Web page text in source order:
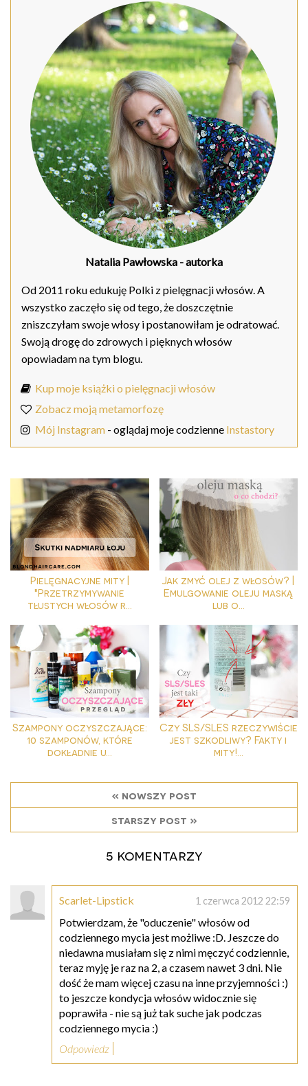
Natalia Pawłowska - autorka
Od 2011 roku edukuję Polki z pielęgnacji włosów. A
wszystko zaczęło się od tego, że doszczętnie
zniszczyłam swoje włosy i postanowiłam je odratować.
Swoją drogę do zdrowych i pięknych włosów
opowiadam na tym blogu.
Kup moje książki o pielęgnacji włosów
Zobacz moją metamorfozę
Mój Instagram - oglądaj moje codzienne Instastory
Pielęgnacyjne mity |
"Przetrzymywanie
tłustych włosów r...
Jak zmyć olej z włosów? |
Emulgowanie oleju maską
lub o...
Szampony oczyszczające:
10 szamponów, które
dokładnie u...
Czy SLS/SLES rzeczywiście
jest szkodliwy? Fakty i
mity!...
« nowszy post
starszy post »
5 komentarzy
Scarlet-Lipstick 1 czerwca 2012 22:59
Potwierdzam, że "oduczenie" włosów od
codziennego mycia jest możliwe :D. Jeszcze do
niedawna musiałam się z nimi męczyć codziennie,
teraz myję je raz na 2, a czasem nawet 3 dni. Nie
dość że mam więcej czasu na inne przyjemności :)
to jeszcze kondycja włosów widocznie się
poprawiła - nie są już tak suche jak podczas
codziennego mycia :)
Odpowiedz